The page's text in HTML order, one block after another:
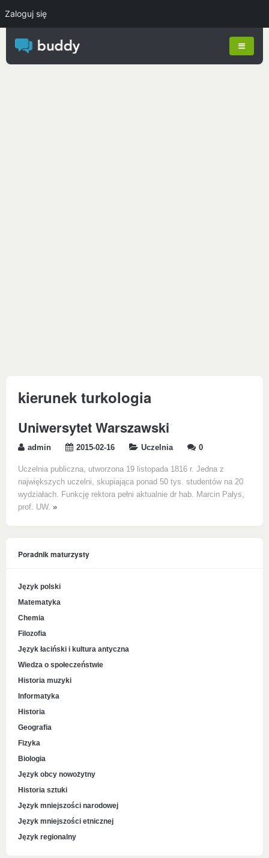
kierunek turkologia
Uniwersytet Warszawski
admin 2015-02-16 Uczelnia 0
Uczelnia publiczna, utworzona 19 listopada 1816 r. Jedna z
największych uczelni, skupiająca ponad 50 tys. studentów na 20
wydziałach. Funkcję rektora pełni aktualnie dr hab. Marcin Pałys,
prof. UW. »
Poradnik maturzysty
Język polski
Matematyka
Chemia
Filozofia
Język łaciński i kultura antyczna
Wiedza o społeczeństwie
Historia muzyki
Informatyka
Historia
Geografia
Fizyka
Biologia
Język obcy nowożytny
Historia sztuki
Język mniejszości narodowej
Język mniejszości etnicznej
Język regionalny
Zaloguj się